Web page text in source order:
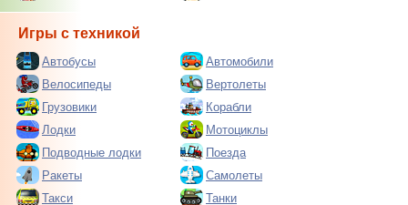
Игры с техникой
Автобусы
Автомобили
Велосипеды
Вертолеты
Грузовики
Корабли
Лодки
Мотоциклы
Подводные лодки
Поезда
Ракеты
Самолеты
Такси
Танки